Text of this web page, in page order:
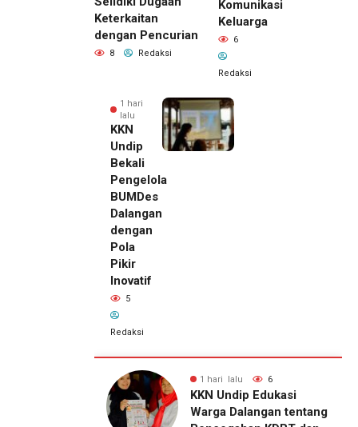
Keterkaitan
dengan Pencurian
8 Redaksi
Komunikasi
Keluarga
6
Redaksi
1 hari
lalu
KKN
Undip
Bekali
Pengelola
BUMDes
Dalangan
dengan
Pola
Pikir
Inovatif
5
Redaksi
1 hari lalu 5
KKN Undip Bekali
Pengelola BUMDes
23 jam lalu
Pemilik
Royal